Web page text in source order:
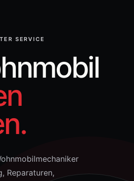
SERVICE
Reparaturen,